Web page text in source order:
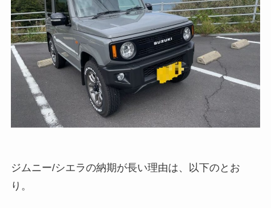
ジムニー/シエラの納期が長い理由は、以下のとお
り。